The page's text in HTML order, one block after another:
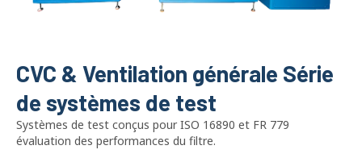
CVC & Ventilation générale Série
de systèmes de test
Systèmes de test conçus pour ISO 16890 et FR 779
évaluation des performances du filtre.